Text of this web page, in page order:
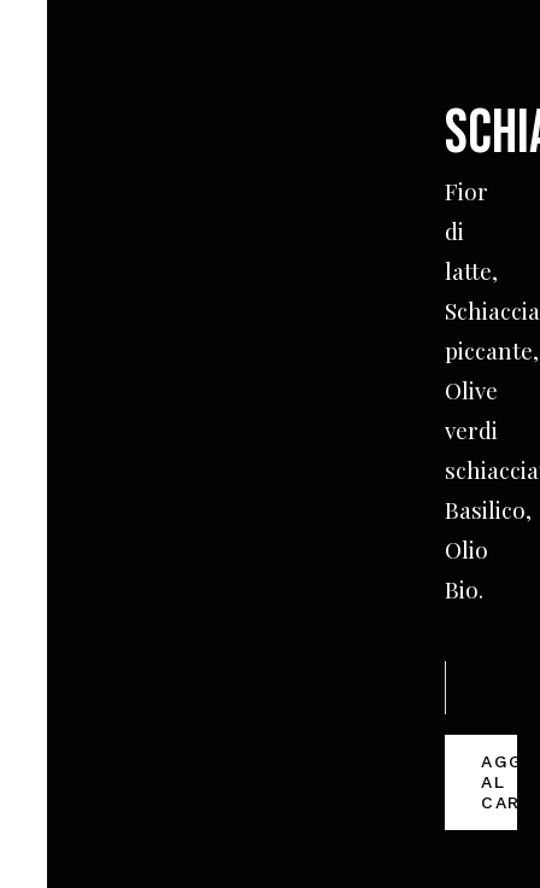
Fior
di
latte,
piccante,
Olive
verdi
Basilico,
Olio
Bio.
quantità
AL